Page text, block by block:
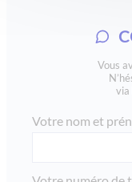
Vous
via
Votre nom et